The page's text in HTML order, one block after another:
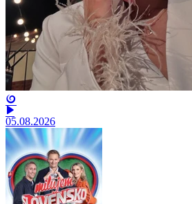
05.08.2026